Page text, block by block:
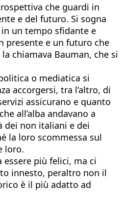
che guardi in
e del futuro. Si sogna
in un tempo sfidante e
presente e un futuro che
chiamava Bauman, che si
o mediatica si
accorgersi, tra l’altro, di
assicurano e quanto
all’alba andavano a
dei non italiani e dei
la loro scommessa sul
loro.
più felici, ma ci
innesto, peraltro non il
è il più adatto ad